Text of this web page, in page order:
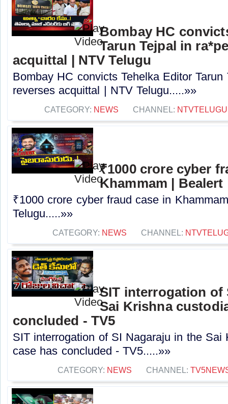
Bombay HC
Tarun Tejpal in
acquittal | NTV Telugu
Bombay HC convicts Tehelka Editor
reverses acquittal | NTV Telugu.....»»
CATEGORY: NEWS CHANNEL: NTVTELUGU
₹1000 crore cyber
Khammam | Bealert
₹1000 crore cyber fraud case in
Telugu.....»»
CATEGORY: NEWS CHANNEL:
SIT interrogation of
Sai Krishna
concluded - TV5
SIT interrogation of SI Nagaraju in the Sai
case has concluded - TV5.....»»
CATEGORY: NEWS CHANNEL: